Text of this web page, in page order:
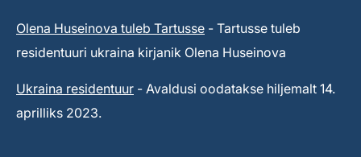
Olena Huseinova tuleb Tartusse - Tartusse tuleb
residentuuri ukraina kirjanik Olena Huseinova
Ukraina residentuur - Avaldusi oodatakse hiljemalt 14.
aprilliks 2023.